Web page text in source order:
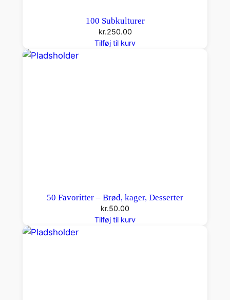
100 Subkulturer
kr.250.00
Tilføj til kurv
50 Favoritter – Brød, kager, Desserter
kr.50.00
Tilføj til kurv